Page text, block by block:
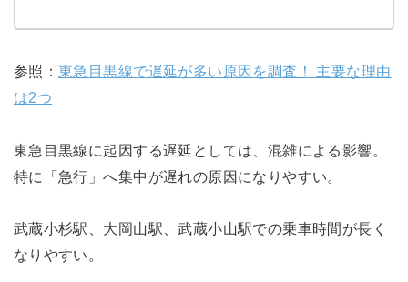
参照：東急目黒線で遅延が多い原因を調査！ 主要な理由
は2つ
東急目黒線に起因する遅延としては、混雑による影響。
特に「急行」へ集中が遅れの原因になりやすい。
武蔵小杉駅、大岡山駅、武蔵小山駅での乗車時間が長く
なりやすい。